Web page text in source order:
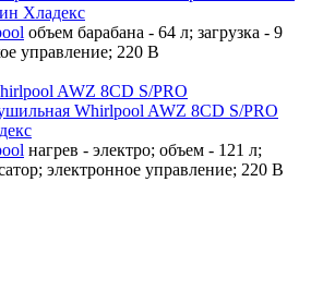
объем барабана - 64 л; загрузка - 9
управление; 220 В
AWZ 8CD S/PRO
нагрев - электро; объем - 121 л;
электронное управление; 220 В